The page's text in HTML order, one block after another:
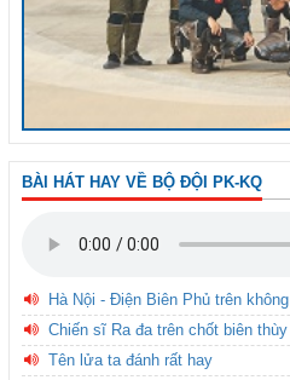
BÀI HÁT HAY VỀ BỘ ĐỘI PK-KQ
Hà Nội - Điện Biên Phủ trên không
Chiến sĩ Ra đa trên chốt biên thùy
Tên lửa ta đánh rất hay